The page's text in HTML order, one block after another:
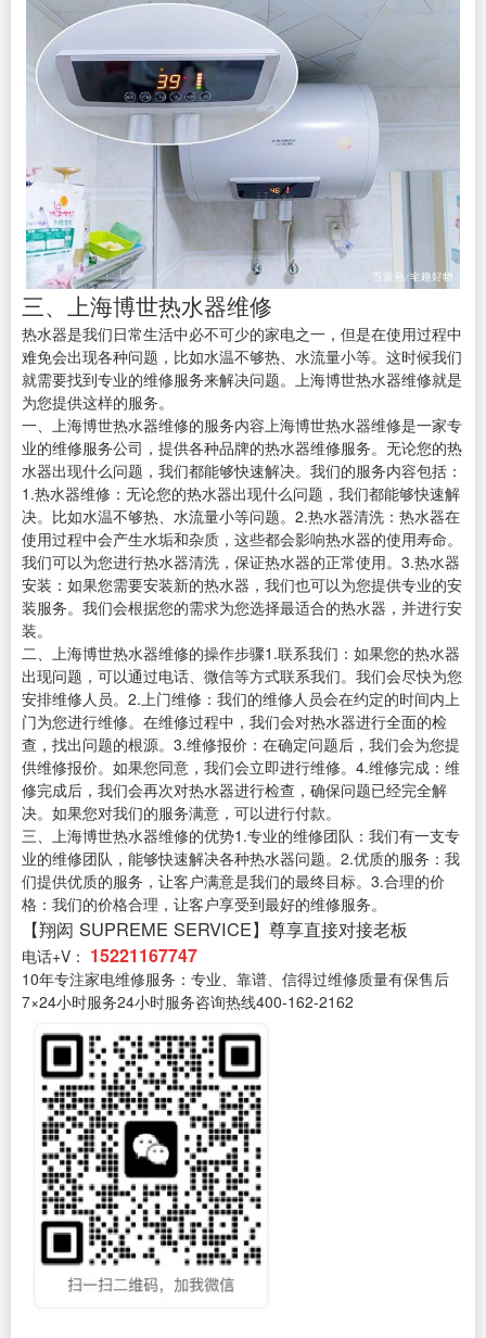
三、上海博世热水器维修
热水器是我们日常生活中必不可少的家电之一，但是在使用过程中
难免会出现各种问题，比如水温不够热、水流量小等。这时候我们
就需要找到专业的维修服务来解决问题。上海博世热水器维修就是
为您提供这样的服务。
一、上海博世热水器维修的服务内容上海博世热水器维修是一家专
业的维修服务公司，提供各种品牌的热水器维修服务。无论您的热
水器出现什么问题，我们都能够快速解决。我们的服务内容包括：
1.热水器维修：无论您的热水器出现什么问题，我们都能够快速解
决。比如水温不够热、水流量小等问题。2.热水器清洗：热水器在
使用过程中会产生水垢和杂质，这些都会影响热水器的使用寿命。
我们可以为您进行热水器清洗，保证热水器的正常使用。3.热水器
安装：如果您需要安装新的热水器，我们也可以为您提供专业的安
装服务。我们会根据您的需求为您选择最适合的热水器，并进行安
装。
二、上海博世热水器维修的操作步骤1.联系我们：如果您的热水器
出现问题，可以通过电话、微信等方式联系我们。我们会尽快为您
安排维修人员。2.上门维修：我们的维修人员会在约定的时间内上
门为您进行维修。在维修过程中，我们会对热水器进行全面的检
查，找出问题的根源。3.维修报价：在确定问题后，我们会为您提
供维修报价。如果您同意，我们会立即进行维修。4.维修完成：维
修完成后，我们会再次对热水器进行检查，确保问题已经完全解
决。如果您对我们的服务满意，可以进行付款。
三、上海博世热水器维修的优势1.专业的维修团队：我们有一支专
业的维修团队，能够快速解决各种热水器问题。2.优质的服务：我
们提供优质的服务，让客户满意是我们的最终目标。3.合理的价
格：我们的价格合理，让客户享受到最好的维修服务。
【翔闳 SUPREME SERVICE】尊享直接对接老板
电话+V： 15221167747
10年专注家电维修服务：专业、靠谱、信得过维修质量有保售后
7×24小时服务24小时服务咨询热线400-162-2162